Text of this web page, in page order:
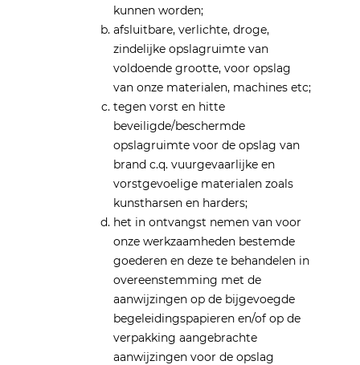
kunnen worden;
afsluitbare, verlichte, droge,
zindelijke opslagruimte van
voldoende grootte, voor opslag
van onze materialen, machines etc;
tegen vorst en hitte
beveiligde/beschermde
opslagruimte voor de opslag van
brand c.q. vuurgevaarlijke en
vorstgevoelige materialen zoals
kunstharsen en harders;
het in ontvangst nemen van voor
onze werkzaamheden bestemde
goederen en deze te behandelen in
overeenstemming met de
aanwijzingen op de bijgevoegde
begeleidingspapieren en/of op de
verpakking aangebrachte
aanwijzingen voor de opslag